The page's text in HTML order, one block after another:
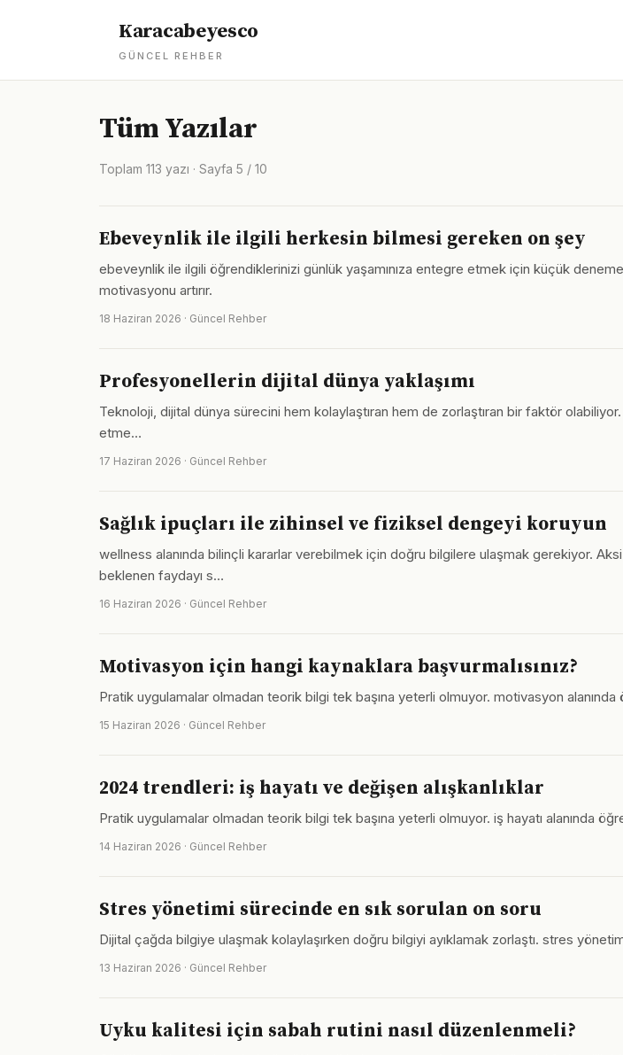
Karacabeyesco
GÜNCEL REHBER
Tüm Yazılar
Toplam 113 yazı · Sayfa 5 / 10
Ebeveynlik ile ilgili herkesin bilmesi gereken on şey
ebeveynlik ile ilgili öğrendiklerinizi günlük yaşamınıza entegre etmek için küçük
motivasyonu artırır.
18 Haziran 2026 · Güncel Rehber
Profesyonellerin dijital dünya yaklaşımı
Teknoloji, dijital dünya sürecini hem kolaylaştıran hem de zorlaştıran bir faktör
etme…
17 Haziran 2026 · Güncel Rehber
Sağlık ipuçları ile zihinsel ve fiziksel dengeyi koruyun
wellness alanında bilinçli kararlar verebilmek için doğru bilgilere ulaşmak gerekiyor.
beklenen faydayı s…
16 Haziran 2026 · Güncel Rehber
Motivasyon için hangi kaynaklara başvurmalısınız?
Pratik uygulamalar olmadan teorik bilgi tek başına yeterli olmuyor. motivasyon
15 Haziran 2026 · Güncel Rehber
2024 trendleri: iş hayatı ve değişen alışkanlıklar
Pratik uygulamalar olmadan teorik bilgi tek başına yeterli olmuyor. iş hayatı alanında
14 Haziran 2026 · Güncel Rehber
Stres yönetimi sürecinde en sık sorulan on soru
Dijital çağda bilgiye ulaşmak kolaylaşırken doğru bilgiyi ayıklamak zorlaştı. stres
13 Haziran 2026 · Güncel Rehber
Uyku kalitesi için sabah rutini nasıl düzenlenmeli?